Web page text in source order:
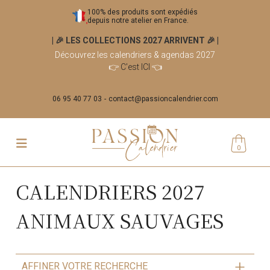
100% des produits sont expédiés
depuis notre atelier en France.
| 🎉 LES COLLECTIONS 2027 ARRIVENT 🎉
Découvrez les calendriers & agendas 2027
👉 C'est ICI 👈
06 95 40 77 03 contact@passioncalendrier.com
0
CALENDRIERS 2027
ANIMAUX SAUVAGES
AFFINER VOTRE RECHERCHE